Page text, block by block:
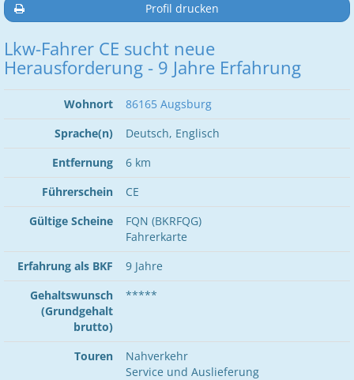
Profil drucken
Lkw-Fahrer CE sucht neue
Herausforderung - 9 Jahre Erfahrung
Wohnort
86165 Augsburg
Sprache(n)
Deutsch, Englisch
Entfernung
6 km
Führerschein
CE
Gültige Scheine
FQN (BKRFQG)
Fahrerkarte
Erfahrung als BKF
9 Jahre
Gehaltswunsch
(Grundgehalt
brutto)
*****
Touren
Nahverkehr
Service und Auslieferung